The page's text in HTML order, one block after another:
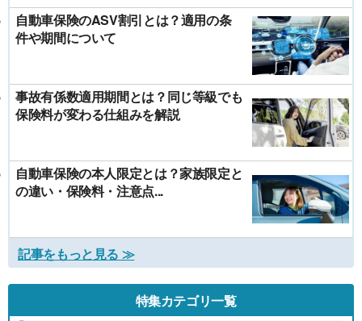
自動車保険のASV割引とは？適用の条
件や期間について
事故有係数適用期間とは？同じ等級でも
保険料が変わる仕組みを解説
自動車保険の本人限定とは？家族限定と
の違い・保険料・注意点...
記事をもっと見る ≫
特集カテゴリ一覧